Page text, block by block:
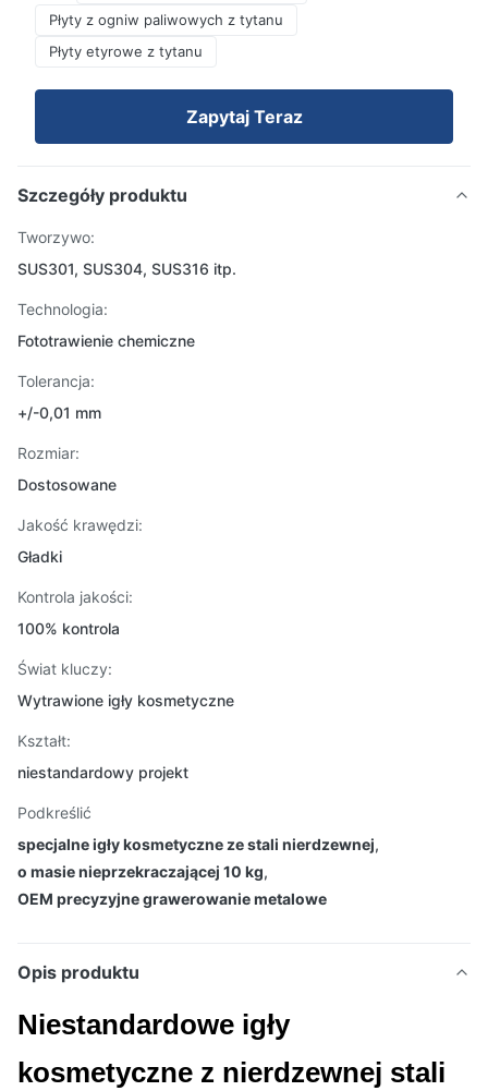
Płyty z ogniw paliwowych z tytanu
Płyty etyrowe z tytanu
Zapytaj Teraz
Szczegóły produktu
Tworzywo:
SUS301, SUS304, SUS316 itp.
Technologia:
Fototrawienie chemiczne
Tolerancja:
+/-0,01 mm
Rozmiar:
Dostosowane
Jakość krawędzi:
Gładki
Kontrola jakości:
100% kontrola
Świat kluczy:
Wytrawione igły kosmetyczne
Kształt:
niestandardowy projekt
Podkreślić
specjalne igły kosmetyczne ze stali nierdzewnej,
o masie nieprzekraczającej 10 kg,
OEM precyzyjne grawerowanie metalowe
Opis produktu
Niestandardowe igły
kosmetyczne z nierdzewnej stali